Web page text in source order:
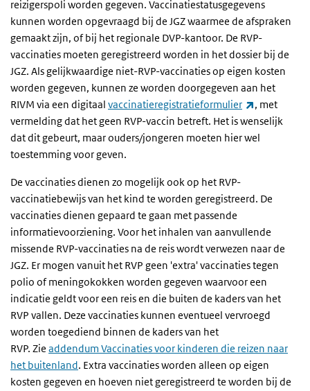
reizigerspoli worden gegeven. Vaccinatiestatusgegevens
kunnen worden opgevraagd bij de JGZ waarmee de afspraken
gemaakt zijn, of bij het regionale DVP-kantoor. De RVP-
vaccinaties moeten geregistreerd worden in het dossier bij de
JGZ. Als gelijkwaardige niet-RVP-vaccinaties op eigen kosten
worden gegeven, kunnen ze worden doorgegeven aan het
RIVM via een digitaal vaccinatieregistratieformulier (externe
, met
vermelding dat het geen RVP-vaccin betreft. Het is wenselijk
dat dit gebeurt, maar ouders/jongeren moeten hier wel
toestemming voor geven.
De vaccinaties dienen zo mogelijk ook op het RVP-
vaccinatiebewijs van het kind te worden geregistreerd. De
vaccinaties dienen gepaard te gaan met passende
informatievoorziening. Voor het inhalen van aanvullende
missende RVP-vaccinaties na de reis wordt verwezen naar de
JGZ. Er mogen vanuit het RVP geen 'extra' vaccinaties tegen
polio of meningokokken worden gegeven waarvoor een
indicatie geldt voor een reis en die buiten de kaders van het
RVP vallen. Deze vaccinaties kunnen eventueel vervroegd
worden toegediend binnen de kaders van het
RVP. Zie addendum Vaccinaties voor kinderen die reizen naar
het buitenland. Extra vaccinaties worden alleen op eigen
kosten gegeven en hoeven niet geregistreerd te worden bij de